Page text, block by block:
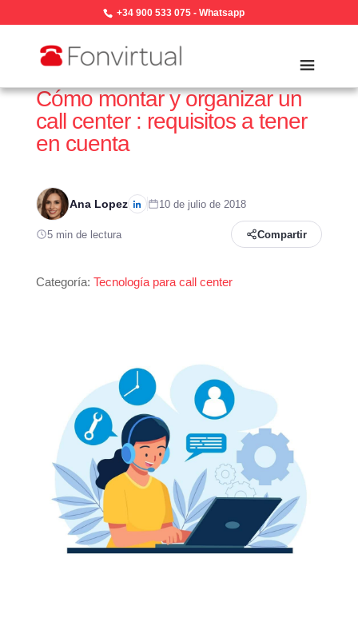
+34 900 533 075- Whatsapp
Cómo montar y organizar un
call center : requisitos a tener
en cuenta
Ana Lopez 10 de julio de 2018
5 min de lectura Compartir
Categoría: Tecnología para call center